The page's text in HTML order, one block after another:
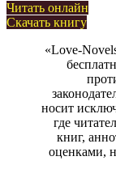
Читать онлайн
Скачать книгу
«Love-
носит
где
книг,
оценками,